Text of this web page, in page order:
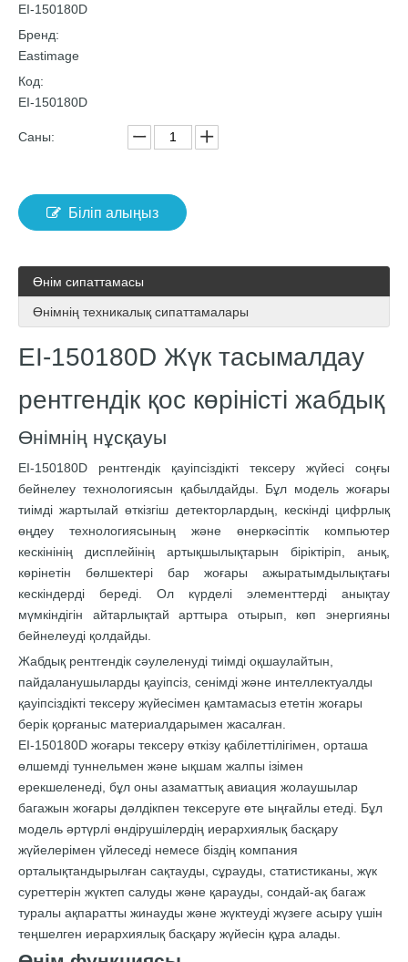
EI-150180D
Бренд:
Eastimage
Код:
EI-150180D
Саны:
Біліп алыңыз
Өнім сипаттамасы
Өнімнің техникалық сипаттамалары
EI-150180D Жүк тасымалдау
рентгендік қос көріністі жабдық
Өнімнің нұсқауы
EI-150180D рентгендік қауіпсіздікті тексеру жүйесі соңғы
бейнелеу технологиясын қабылдайды. Бұл модель жоғары
тиімді жартылай өткізгіш детекторлардың, кескінді цифрлық
өңдеу технологиясының және өнеркәсіптік компьютер
кескінінің дисплейінің артықшылықтарын біріктіріп, анық,
көрінетін бөлшектері бар жоғары ажыратымдылықтағы
кескіндерді береді. Ол күрделі элементтерді анықтау
мүмкіндігін айтарлықтай арттыра отырып, көп энергияны
бейнелеуді қолдайды.
Жабдық рентгендік сәулеленуді тиімді оқшаулайтын,
пайдаланушыларды қауіпсіз, сенімді және интеллектуалды
қауіпсіздікті тексеру жүйесімен қамтамасыз ететін жоғары
берік қорғаныс материалдарымен жасалған.
EI-150180D жоғары тексеру өткізу қабілеттілігімен, орташа
өлшемді туннельмен және ықшам жалпы ізімен
ерекшеленеді, бұл оны азаматтық авиация жолаушылар
багажын жоғары дәлдікпен тексеруге өте ыңғайлы етеді. Бұл
модель әртүрлі өндірушілердің иерархиялық басқару
жүйелерімен үйлеседі немесе біздің компания
орталықтандырылған сақтауды, сұрауды, статистиканы, жүк
суреттерін жүктеп салуды және қарауды, сондай-ақ багаж
туралы ақпаратты жинауды және жүктеуді жүзеге асыру үшін
теңшелген иерархиялық басқару жүйесін құра алады.